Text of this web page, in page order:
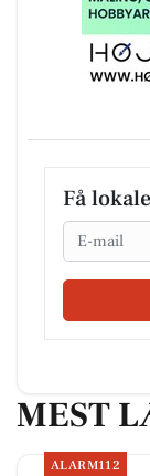
Få
Email
MEST
ALARM112